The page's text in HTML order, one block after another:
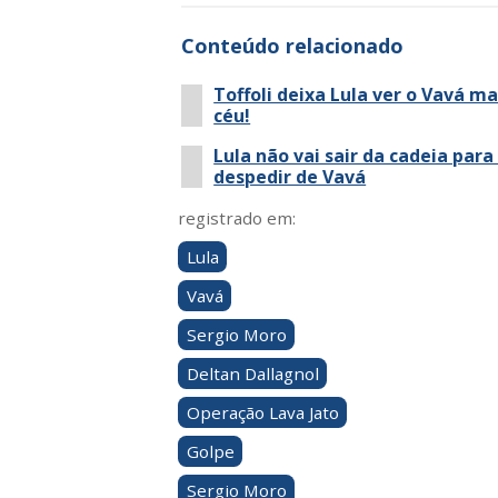
Conteúdo relacionado
Toffoli deixa Lula ver o Vavá
céu!
Lula não vai sair da cadeia para
despedir de Vavá
registrado em:
Lula
Vavá
Sergio Moro
Deltan Dallagnol
Operação Lava Jato
Golpe
Sergio Moro